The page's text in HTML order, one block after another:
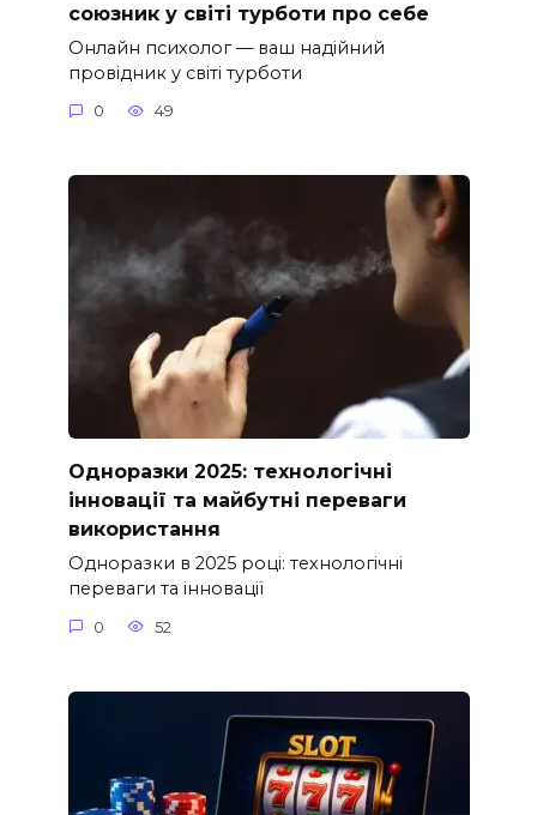
союзник у світі турботи про себе
Онлайн психолог — ваш надійний
провідник у світі турботи
0 49
Одноразки 2025: технологічні
інновації та майбутні переваги
використання
Одноразки в 2025 році: технологічні
переваги та інновації
0 52